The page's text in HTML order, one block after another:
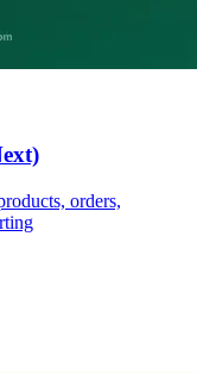
orders,